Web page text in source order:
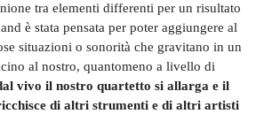
tra elementi differenti per un risultato
è stata pensata per poter aggiungere al
situazioni o sonorità che gravitano in un
al nostro, quantomeno a livello di
vivo il nostro quartetto si allarga e il
di altri strumenti e di altri artisti